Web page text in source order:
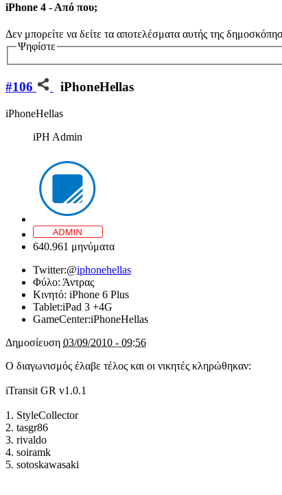
iPhone 4 - Aπό που;
Δεν μπορείτε να δείτε τα αποτελέσματα αυτής της
Ψηφίστε
#106 iPhoneHellas
iPhoneHellas
iPH Admin
640.961 μηνύματα
Twitter:@iphonehellas
Φύλο: Άντρας
Κινητό: iPhone 6 Plus
Tablet:iPad 3 +4G
GameCenter:iPhoneHellas
Δημοσίευση 03/09/2010 - 09:56
Ο διαγωνισμός έλαβε τέλος και οι νικητές κληρώθηκαν:
iTransit GR v1.0.1
1. StyleCollector
2. tasgr86
3. rivaldo
4. soiramk
5. sotoskawasaki